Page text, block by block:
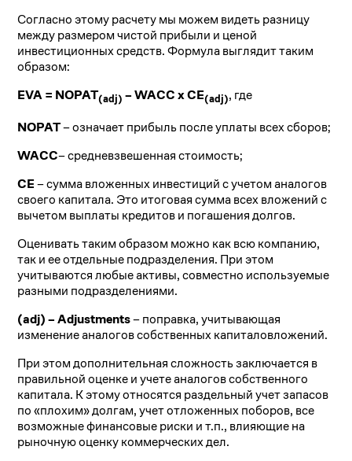
Согласно этому расчету мы можем видеть разницу
между размером чистой прибыли и ценой
инвестиционных средств. Формула выглядит таким
образом:
EVA = NOPAT(adj) – WACC x CE(adj), где
NOPAT– означает прибыль после уплаты всех сборов;
WACC– средневзвешенная стоимость;
CE– сумма вложенных инвестиций с учетом аналогов
своего капитала. Это итоговая сумма всех вложений с
вычетом выплаты кредитов и погашения долгов.
Оценивать таким образом можно как всю компанию,
так и ее отдельные подразделения. При этом
учитываются любые активы, совместно используемые
разными подразделениями.
(adj) – Adjustments– поправка, учитывающая
изменение аналогов собственных капиталовложений.
При этом дополнительная сложность заключается в
правильной оценке и учете аналогов собственного
капитала. К этому относятся раздельный учет запасов
по «плохим» долгам, учет отложенных поборов, все
возможные финансовые риски и т.п., влияющие на
рыночную оценку коммерческих дел.